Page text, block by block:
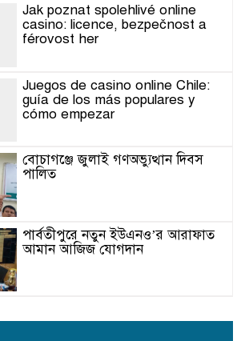
Jak poznat spolehlivé online
casino: licence, bezpečnost a
férovost her
Juegos de casino online Chile:
guía de los más populares y
cómo empezar
বোচাগঞ্জে জুলাই গণঅভ্যুত্থান দিবস
পালিত
পার্বতীপুরে নতুন ইউএনও’র আরাফাত
আমান আজিজ যোগদান
বিদ্যালয়ের সিসি ক্যামেরা ভাংচুর ও